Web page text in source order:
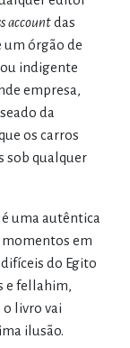
accountdas
um órgão de
indigente
empresa,
da
os carros
sob qualquer
uma autêntica
em
do Egito
e fellahim,
o livro vai
ilusão.